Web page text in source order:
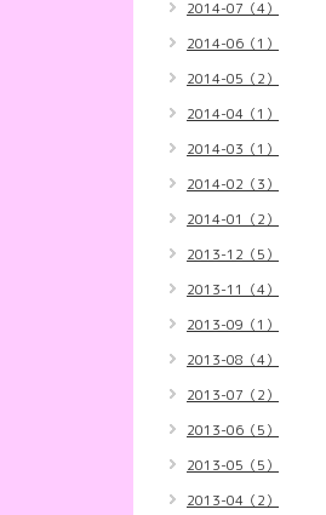
2014-07（4）
2014-06（1）
2014-05（2）
2014-04（1）
2014-03（1）
2014-02（3）
2014-01（2）
2013-12（5）
2013-11（4）
2013-09（1）
2013-08（4）
2013-07（2）
2013-06（5）
2013-05（5）
2013-04（2）